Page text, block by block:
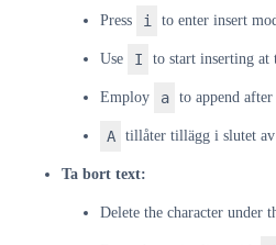
Press i to enter insert
Use I to start inserting at
Employ a to append after
A tillåter tillägg i slutet av
Ta bort text:
Delete the character under